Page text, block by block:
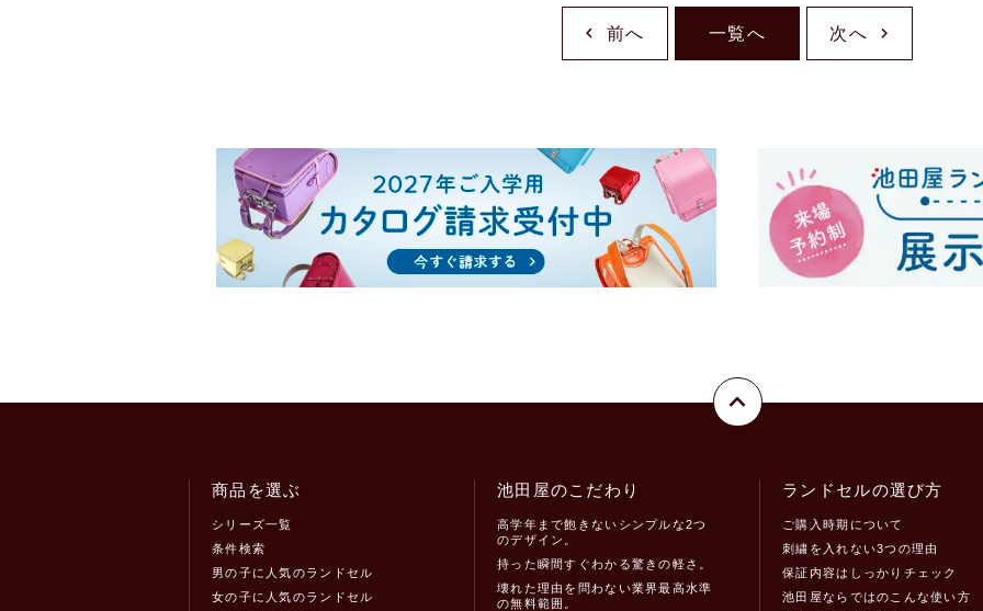
前へ 次へ
一覧へ
商品を選ぶ
シリーズ一覧
条件検索
男の子に人気のランドセル
女の子に人気のランドセル
池田屋のこだわり
高学年まで飽きないシンプルな2つ
のデザイン。
持った瞬間すぐわかる驚きの軽さ。
壊れた理由を問わない業界最高水準
の無料範囲。
ランドセルの選び方
ご購入時期について
刺繍を入れない3つの理由
保証内容はしっかりチェック
池田屋ならではのこんな使い方